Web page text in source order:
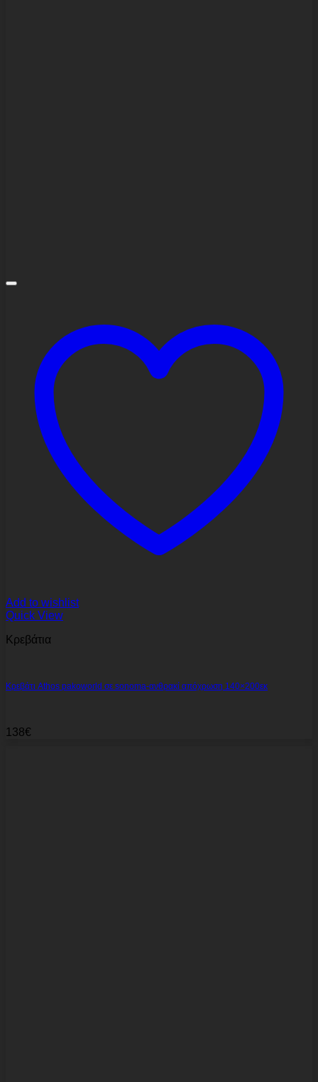
Add to wishlist
Quick View
Κρεβάτια
Κρεβάτι Athos pakoworld σε sonoma-ανθρακί απόχρωση 140×200εκ
138€